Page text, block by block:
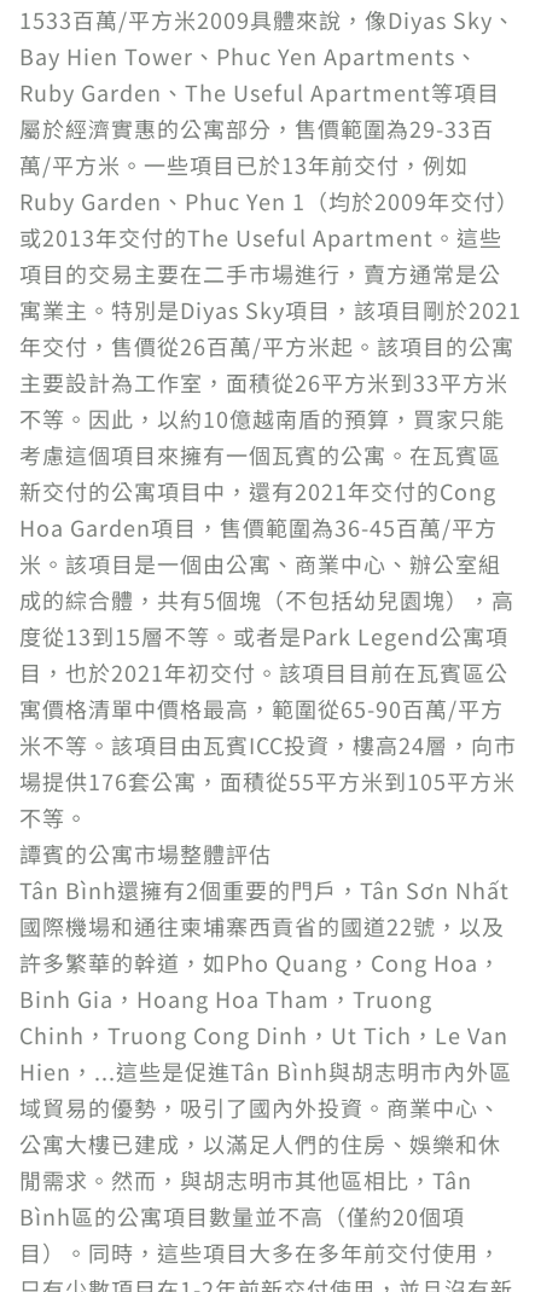
1533百萬/平方米2009具體來說，像Diyas Sky、
Bay Hien Tower、Phuc Yen Apartments、
Ruby Garden、The Useful Apartment等項目
屬於經濟實惠的公寓部分，售價範圍為29-33百
萬/平方米。一些項目已於13年前交付，例如
Ruby Garden、Phuc Yen 1（均於2009年交付）
或2013年交付的The Useful Apartment。這些
項目的交易主要在二手市場進行，賣方通常是公
寓業主。特別是Diyas Sky項目，該項目剛於2021
年交付，售價從26百萬/平方米起。該項目的公寓
主要設計為工作室，面積從26平方米到33平方米
不等。因此，以約10億越南盾的預算，買家只能
考慮這個項目來擁有一個瓦賓的公寓。在瓦賓區
新交付的公寓項目中，還有2021年交付的Cong
Hoa Garden項目，售價範圍為36-45百萬/平方
米。該項目是一個由公寓、商業中心、辦公室組
成的綜合體，共有5個塊（不包括幼兒園塊），高
度從13到15層不等。或者是Park Legend公寓項
目，也於2021年初交付。該項目目前在瓦賓區公
寓價格清單中價格最高，範圍從65-90百萬/平方
米不等。該項目由瓦賓ICC投資，樓高24層，向市
場提供176套公寓，面積從55平方米到105平方米
不等。
譚賓的公寓市場整體評估
Tân Bình還擁有2個重要的門戶，Tân Sơn Nhất
國際機場和通往柬埔寨西貢省的國道22號，以及
許多繁華的幹道，如Pho Quang，Cong Hoa，
Binh Gia，Hoang Hoa Tham，Truong
Chinh，Truong Cong Dinh，Ut Tich，Le Van
Hien，...這些是促進Tân Bình與胡志明市內外區
域貿易的優勢，吸引了國內外投資。商業中心、
公寓大樓已建成，以滿足人們的住房、娛樂和休
閒需求。然而，與胡志明市其他區相比，Tân
Bình區的公寓項目數量並不高（僅約20個項
目）。同時，這些項目大多在多年前交付使用，